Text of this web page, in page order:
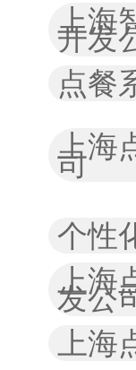
上海
开发
点餐
上海
司
个性
上海
发公
上